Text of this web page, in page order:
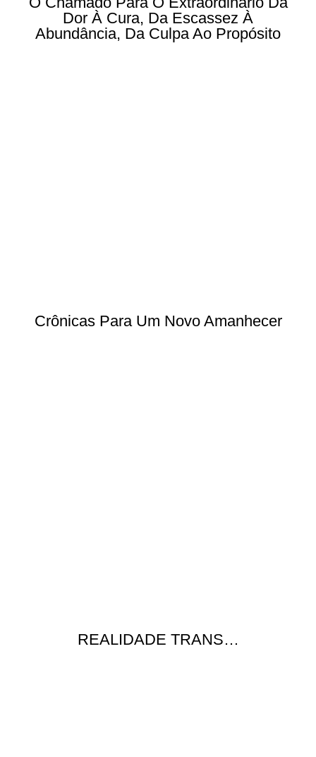
Dor À Cura, Da Escassez À
Abundância, Da Culpa Ao Propósito
Crônicas Para Um Novo Amanhecer
REALIDADE TRANS…